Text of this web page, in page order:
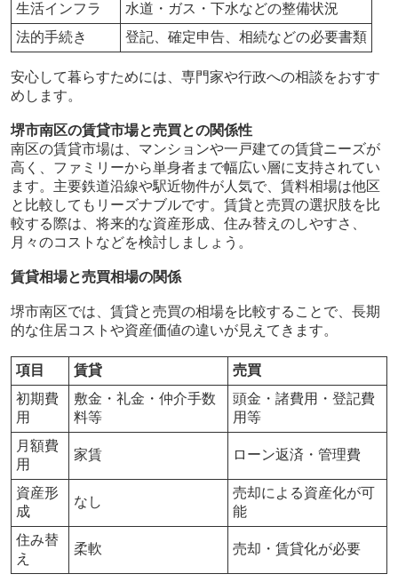
生活インフラ
水道・ガス・下水などの整備状況
法的手続き
登記、確定申告、相続などの必要書類
安心して暮らすためには、専門家や行政への相談をおすす
めします。
堺市南区の賃貸市場と売買との関係性
南区の賃貸市場は、マンションや一戸建ての賃貸ニーズが
高く、ファミリーから単身者まで幅広い層に支持されてい
ます。主要鉄道沿線や駅近物件が人気で、賃料相場は他区
と比較してもリーズナブルです。賃貸と売買の選択肢を比
較する際は、将来的な資産形成、住み替えのしやすさ、
月々のコストなどを検討しましょう。
賃貸相場と売買相場の関係
堺市南区では、賃貸と売買の相場を比較することで、長期
的な住居コストや資産価値の違いが見えてきます。
項目 賃貸
売買
初期費
用
敷金・礼金・仲介手数
料等
頭金・諸費用・登記費
用等
月額費
用
家賃 ローン返済・管理費
資産形
成
なし
売却による資産化が可
能
住み替
え
柔軟 売却・賃貸化が必要